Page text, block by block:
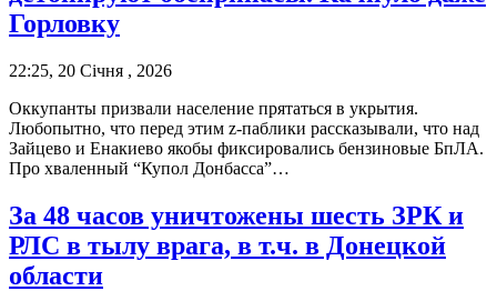
Горловку
22:25, 20 Січня , 2026
Оккупанты призвали население прятаться в укрытия.
Любопытно, что перед этим z-паблики рассказывали, что над
Зайцево и Енакиево якобы фиксировались бензиновые БпЛА.
Про хваленный “Купол Донбасса”…
За 48 часов уничтожены шесть ЗРК и
РЛС в тылу врага, в т.ч. в Донецкой
области